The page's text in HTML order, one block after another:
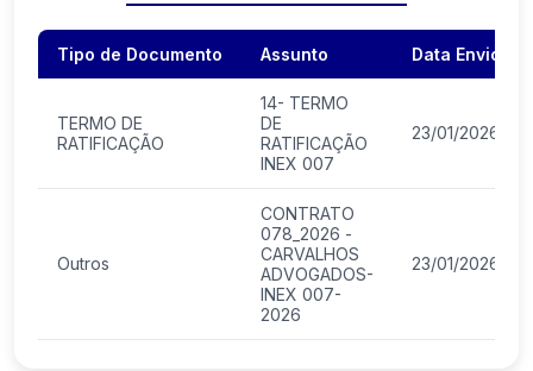
Tipo de Documento Assunto Data Envio
TERMO DE
RATIFICAÇÃO
14- TERMO
DE
RATIFICAÇÃO
INEX 007
23/01/2026
Outros
CONTRATO
078_2026 -
CARVALHOS
ADVOGADOS-
INEX 007-
2026
23/01/2026